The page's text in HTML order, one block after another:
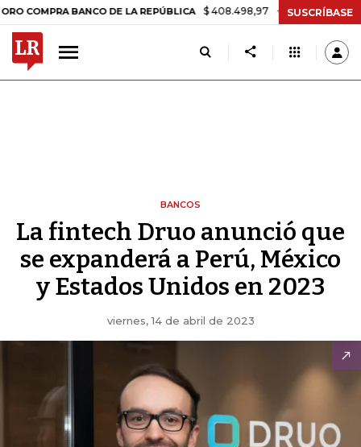
BANCO DE LA REPÚBLICA $ 408.498,97 +$ 8.753,81 +2,19%
SUSCRÍBASE
BANCOS
La fintech Druo anunció que
se expanderá a Perú, México
y Estados Unidos en 2023
viernes, 14 de abril de 2023